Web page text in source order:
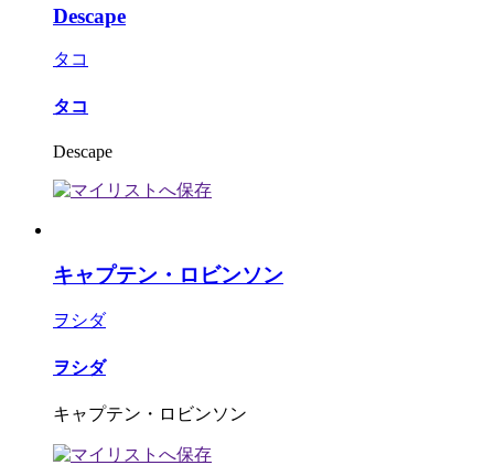
Descape
タコ
タコ
Descape
キャプテン・ロビンソン
ヲシダ
ヲシダ
キャプテン・ロビンソン